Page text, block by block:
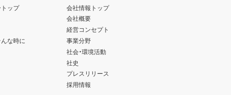
ップ
んな時に
会社情報トップ
会社概要
経営コンセプト
事業分野
社会・環境活動
社史
プレスリリース
採用情報